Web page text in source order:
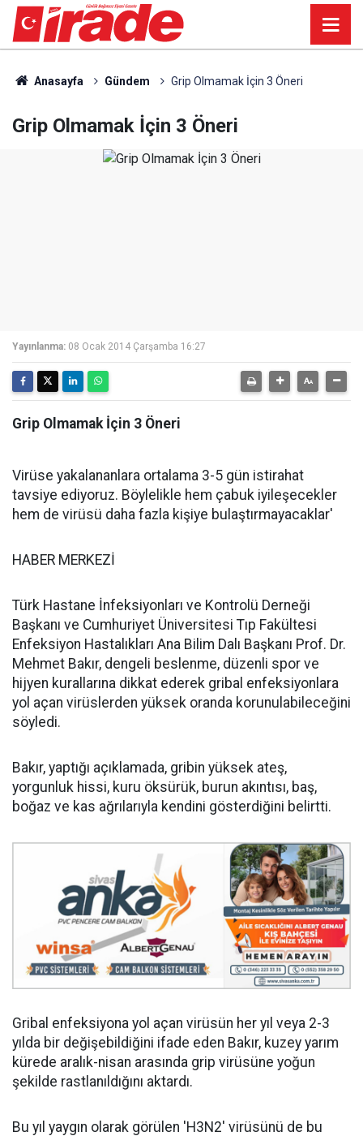
Anasayfa Gündem Grip Olmamak İçin 3 Öneri
Grip Olmamak İçin 3 Öneri
Yayınlanma: 08 Ocak 2014 Çarşamba 16:27
Grip Olmamak İçin 3 Öneri
Virüse yakalananlara ortalama 3-5 gün istirahat
tavsiye ediyoruz. Böylelikle hem çabuk iyileşecekler
hem de virüsü daha fazla kişiye bulaştırmayacaklar'
HABER MERKEZİ
Türk Hastane İnfeksiyonları ve Kontrolü Derneği
Başkanı ve Cumhuriyet Üniversitesi Tıp Fakültesi
Enfeksiyon Hastalıkları Ana Bilim Dalı Başkanı Prof. Dr.
Mehmet Bakır, dengeli beslenme, düzenli spor ve
hijyen kurallarına dikkat ederek gribal enfeksiyonlara
yol açan virüslerden yüksek oranda korunulabileceğini
söyledi.
Bakır, yaptığı açıklamada, gribin yüksek ateş,
yorgunluk hissi, kuru öksürük, burun akıntısı, baş,
boğaz ve kas ağrılarıyla kendini gösterdiğini belirtti.
Gribal enfeksiyona yol açan virüsün her yıl veya 2-3
yılda bir değişebildiğini ifade eden Bakır, kuzey yarım
kürede aralık-nisan arasında grip virüsüne yoğun
şekilde rastlanıldığını aktardı.
Bu yıl yaygın olarak görülen 'H3N2' virüsünü de bu